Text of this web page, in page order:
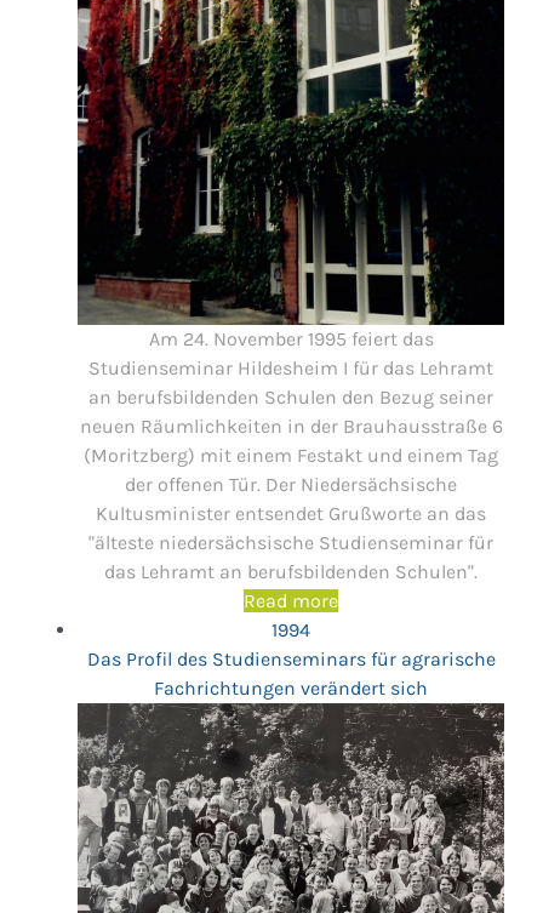
Am 24. November 1995 feiert das
Studienseminar Hildesheim I für das Lehramt
an berufsbildenden Schulen den Bezug seiner
neuen Räumlichkeiten in der Brauhausstraße 6
(Moritzberg) mit einem Festakt und einem Tag
der offenen Tür. Der Niedersächsische
Kultusminister entsendet Grußworte an das
"älteste niedersächsische Studienseminar für
das Lehramt an berufsbildenden Schulen".
Read more
1994
Das Profil des Studienseminars für agrarische
Fachrichtungen verändert sich